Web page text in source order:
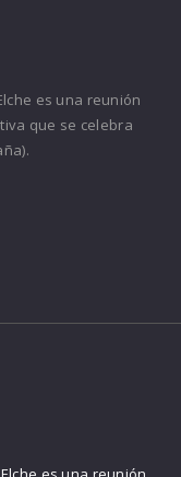
es una reunión
que se celebra